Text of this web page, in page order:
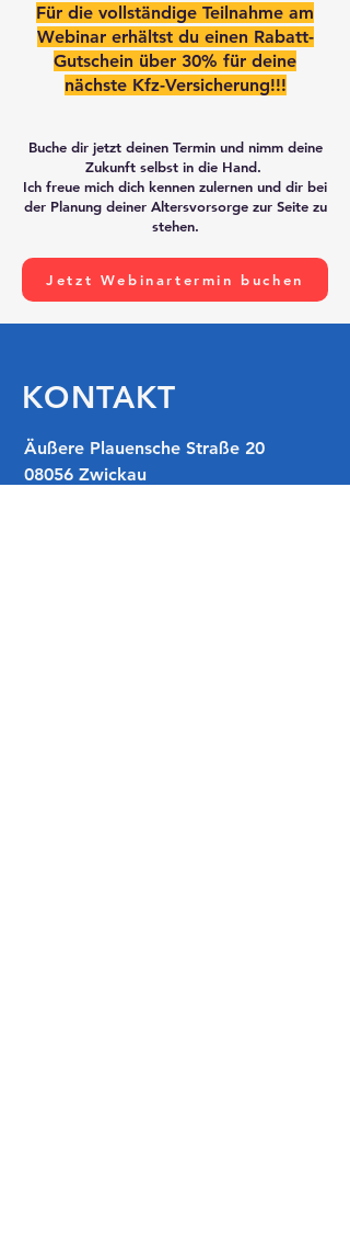
Für die vollständige Teilnahme am
Webinar erhältst du einen Rabatt-
Gutschein über 30% für deine
nächste Kfz-Versicherung!!!
Buche dir jetzt deinen Termin und nimm deine
Zukunft selbst in die Hand.
Ich freue mich dich kennen zulernen und dir bei
der Planung deiner Altersvorsorge zur Seite zu
stehen.
Jetzt Webinartermin buchen
KONTAKT
​​Äußere Plauensche Straße 20
08056 Zwickau